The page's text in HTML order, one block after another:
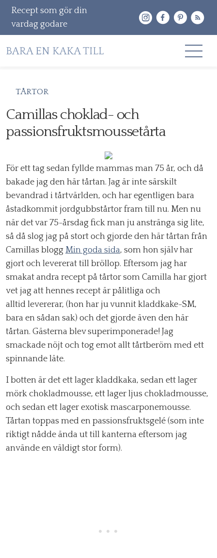
Recept som gör din
vardag godare
till
innehåll
OM MIG
KONTAKT & PR
efter:
TÅRTOR
Camillas choklad- och
passionsfruktsmoussetårta
För ett tag sedan fyllde mammas man 75 år, och då
bakade jag den här tårtan. Jag är inte särskilt
bevandrad i tårtvärlden, och har egentligen bara
åstadkommit jordgubbstårtor fram till nu. Men nu
när det var 75-årsdag fick man ju anstränga sig lite,
så då slog jag på stort och gjorde den här tårtan från
Camillas blogg Min goda sida, som hon själv har
gjort och levererat till bröllop. Eftersom jag har
smakat andra recept på tårtor som Camilla har gjort
vet jag att hennes recept är pålitliga och
alltid levererar, (hon har ju vunnit kladdkake-SM,
bara en sådan sak) och det gjorde även den här
tårtan. Gästerna blev superimponerade! Jag
smackade nöjt och tog emot allt tårtberöm med ett
spinnande läte.
I botten är det ett lager kladdkaka, sedan ett lager
mörk chokladmousse, ett lager ljus chokladmousse,
och sedan ett lager exotisk mascarponemousse.
Tårtan toppas med en passionsfruktsgelé (som inte
riktigt nådde ända ut till kanterna eftersom jag
använde en väldigt stor form).